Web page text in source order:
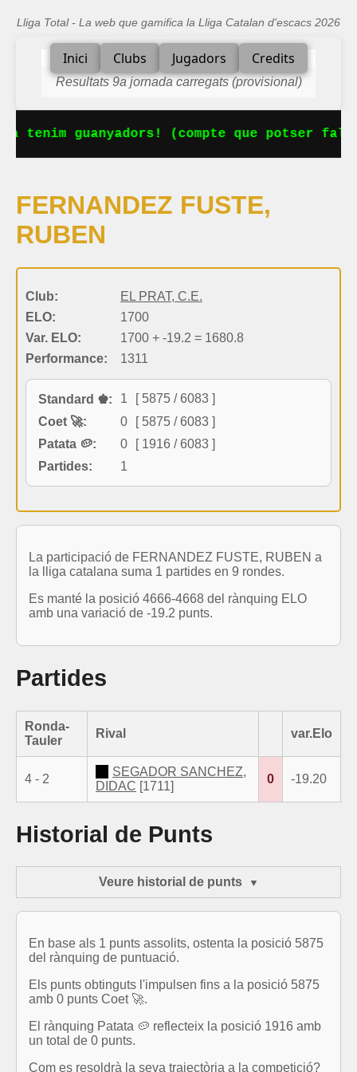
Lliga Total - La web que gamifica la Lliga Catalan d'escacs 2026
Inici Clubs Jugadors Credits
Resultats 9a jornada carregats (provisional)
tenim guanyadors! (compte que potser
FERNANDEZ FUSTE,
RUBEN
Club:
EL PRAT, C.E.
ELO:
1700
Var. ELO:
1700 + -19.2 = 1680.8
Performance:
1311
Standard ♚: 1
[ 5875 / 6083 ]
Coet 🚀:
0
[ 5875 / 6083 ]
Patata 🥔:
0
[ 1916 / 6083 ]
Partides:
1
La participació de FERNANDEZ FUSTE, RUBEN a
la lliga catalana suma 1 partides en 9 rondes.
Es manté la posició 4666-4668 del rànquing ELO
amb una variació de -19.2 punts.
Partides
Ronda-
Tauler
Rival var.Elo
4 - 2
SEGADOR SANCHEZ,
DIDAC [1711]
0 -19.20
Historial de Punts
Veure historial de punts
En base als 1 punts assolits, ostenta la posició 5875
del rànquing de puntuació.
Els punts obtinguts l'impulsen fins a la posició 5875
amb 0 punts Coet 🚀.
El rànquing Patata 🥔 reflecteix la posició 1916 amb
un total de 0 punts.
Com es resoldrà la seva trajectòria a la competició?